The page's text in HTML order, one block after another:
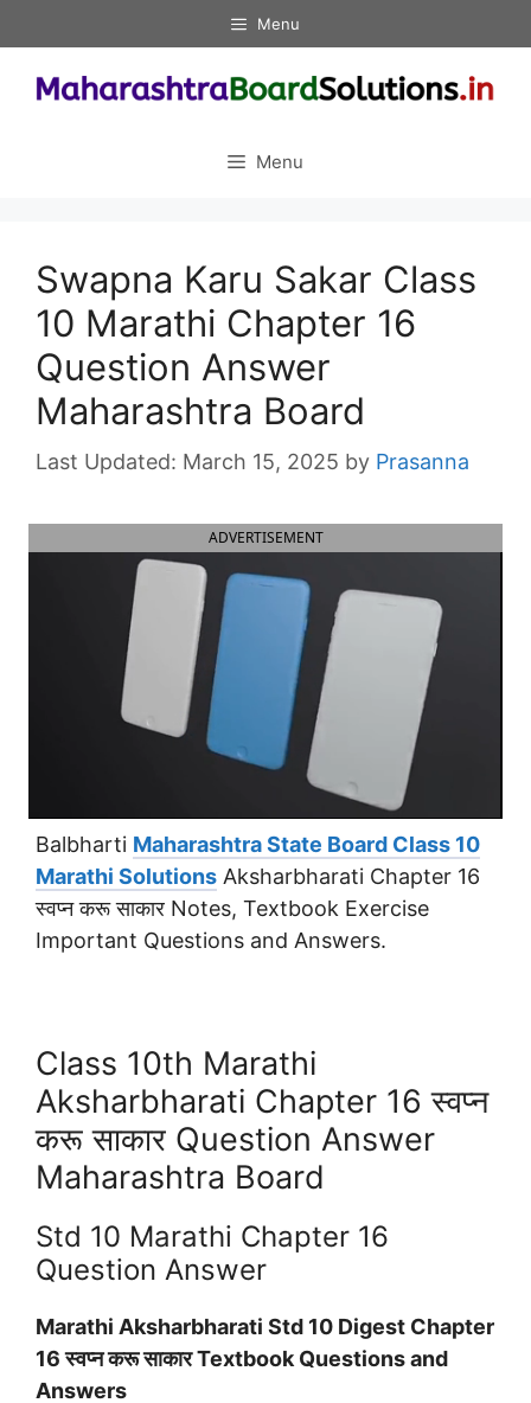
to
content
Menu
Menu
Swapna Karu Sakar Class
10 Marathi Chapter 16
Question Answer
Maharashtra Board
March 15, 2025 by Prasanna
ADVERTISEMENT
Balbharti Maharashtra State Board Class 10
Marathi Solutions Aksharbharati Chapter 16
स्वप्न करू साकार Notes, Textbook Exercise
Important Questions and Answers.
Class 10th Marathi
Aksharbharati Chapter 16 स्वप्न
करू साकार Question Answer
Maharashtra Board
Std 10 Marathi Chapter 16
Question Answer
Marathi Aksharbharati Std 10 Digest Chapter
16 स्वप्न करू साकार Textbook Questions and
Answers